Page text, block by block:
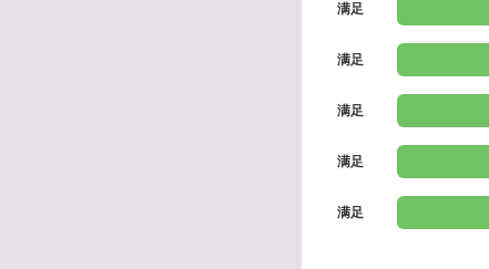
满足
满足
满足
满足
满足